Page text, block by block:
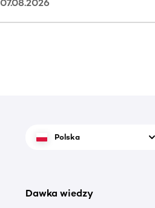
07.08.2026
Polska
Dawka wiedzy